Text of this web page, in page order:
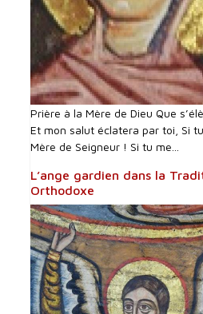
Prière à la Mère de Dieu Que
Et mon salut éclatera par toi, Si
Mère de Seigneur ! Si tu me...
L’ange gardien dans la
Orthodoxe